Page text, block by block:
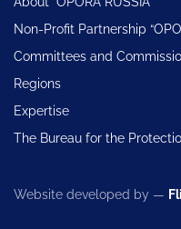
Non-Profit Partnership
Committees and
Regions
Expertise
The Bureau for the
Website developed by —